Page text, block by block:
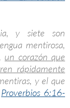
y siete son
mentirosa,
un corazón que
rápidamente
y el que
Proverbios 6:16-